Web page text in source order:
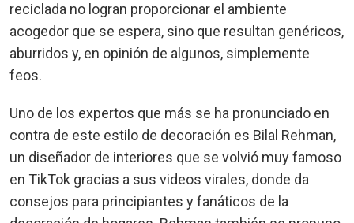
reciclada no logran proporcionar el ambiente
acogedor que se espera, sino que resultan genéricos,
aburridos y, en opinión de algunos, simplemente
feos.
Uno de los expertos que más se ha pronunciado en
contra de este estilo de decoración es Bilal Rehman,
un diseñador de interiores que se volvió muy famoso
en TikTok gracias a sus videos virales, donde da
consejos para principiantes y fanáticos de la